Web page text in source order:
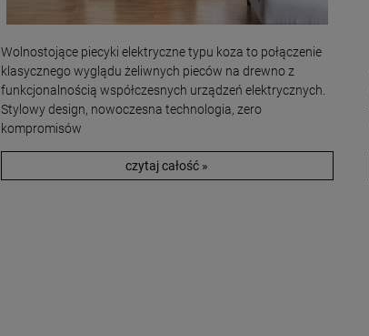
Wolnostojące piecyki elektryczne typu koza to połączenie
klasycznego wyglądu żeliwnych pieców na drewno z
funkcjonalnością współczesnych urządzeń elektrycznych.
Stylowy design, nowoczesna technologia, zero
kompromisów
czytaj całość »